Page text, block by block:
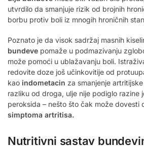
utvrdilo da smanjuje rizik od brojnih
borbu protiv boli iz mnogih hroničnih
Poznato je da visok sadržaj masnih
bundeve pomaže u podmazivanju
može pomoći u ublažavanju boli.
redovite doze još učinkovitije od
kao indometacin za smanjenje
razliku od droga, ulje nije podiglo razine
peroksida – nešto što čak može dovesti
simptoma artritisa.
Nutritivni sastav